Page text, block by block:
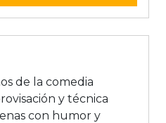
de la comedia
y técnica
con humor y